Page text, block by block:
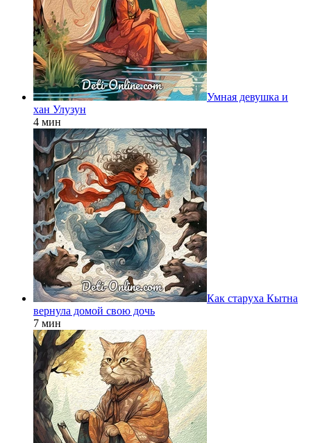
Умная девушка и
хан Улузун
4 мин
Как старуха Кытна
вернула домой свою дочь
7 мин